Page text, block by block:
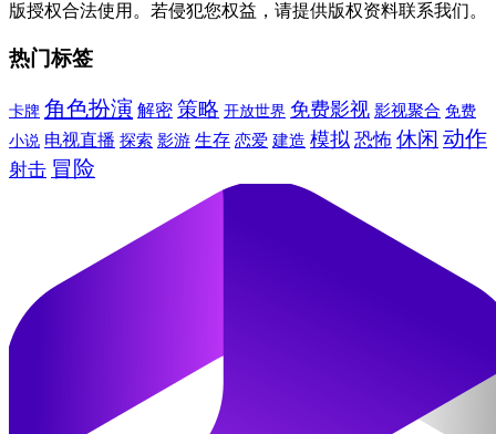
版授权合法使用。若侵犯您权益，请提供版权资料联系我们。
热门标签
卡牌 角色扮演 解密 策略 开放世界 免费影视 影视聚合 免费
小说 电视直播 探索 影游 生存 恋爱 建造 模拟 恐怖 休闲 动作
射击 冒险